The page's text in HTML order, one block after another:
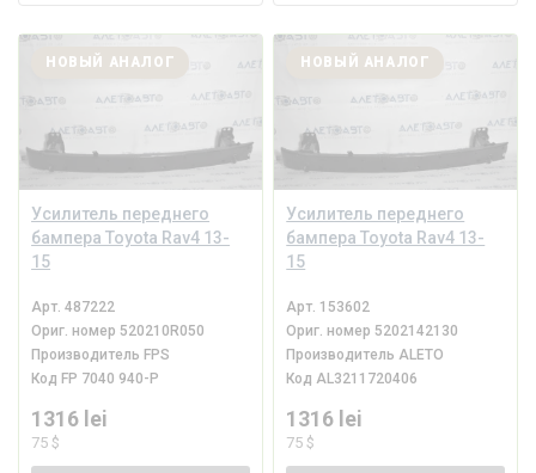
Усилитель переднего
бампера Toyota Rav4 13-
15
НОВЫЙ АНАЛОГ
Арт.487222
Ориг. номер 520210R050
Производитель FPS
Код FP 7040 940-P
1316 lei
75 $
Усилитель переднего
бампера Toyota Rav4 13-
15
НОВЫЙ АНАЛОГ
Арт. 153602
Ориг. номер 5202142130
Производитель ALETO
Код AL3211720406
1316 lei
75 $